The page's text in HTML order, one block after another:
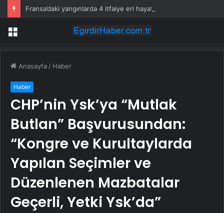
Fransa’daki yangınlarda 4 itfaiye eri hayatını kaybetti
Menü
Anasayfa / Haber
Haber
CHP’nin Ysk’ya “Mutlak
Butlan” Başvurusundan:
“Kongre ve Kurultaylarda
Yapılan Seçimler ve
Düzenlenen Mazbatalar
Geçerli, Yetki Ysk’da”